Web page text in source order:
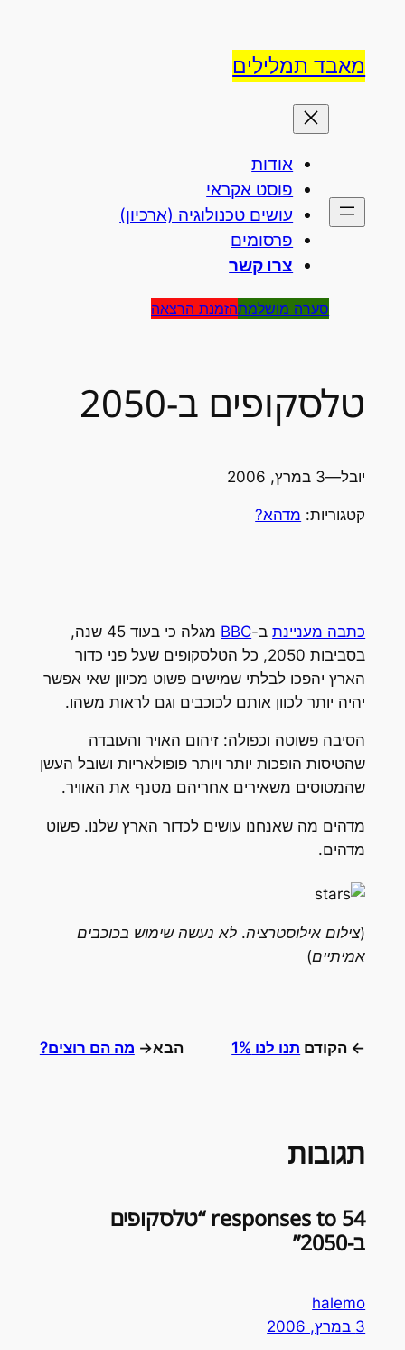
מאבד תמלילים
אודות
פוסט אקראי
עושים טכנולוגיה (ארכיון)
פרסומים
צרו קשר
סערה מושלמתהזמנת הרצאה
טלסקופים ב-2050
יובל—3 במרץ, 2006
קטגוריות: מדהא?
כתבה מעניינתב-BBC
מגלה כי בעוד 45 שנה,
בסביבות 2050, כל הטלסקופים שעל פני כדור
הארץ יהפכו לבלתי שמישים פשוט מכיוון שאי אפשר
יהיה יותר לכוון אותם לכוכבים וגם לראות משהו.
הסיבה פשוטה וכפולה: זיהום האויר והעובדה
שהטיסות הופכות יותר ויותר פופולאריות ושובל העשן
שהמטוסים משאירים אחריהם מטנף את האוויר.
מדהים מה שאנחנו עושים לכדור הארץ שלנו. פשוט
מדהים.
(צילום אילוסטרציה. לא נעשה שימוש בכוכבים
אמיתיים)
← הקודם תנו לנו 1% הבא→ מה הם רוצים?
תגובות
54 responses to “טלסקופים
ב-2050”
halemo
3 במרץ, 2006